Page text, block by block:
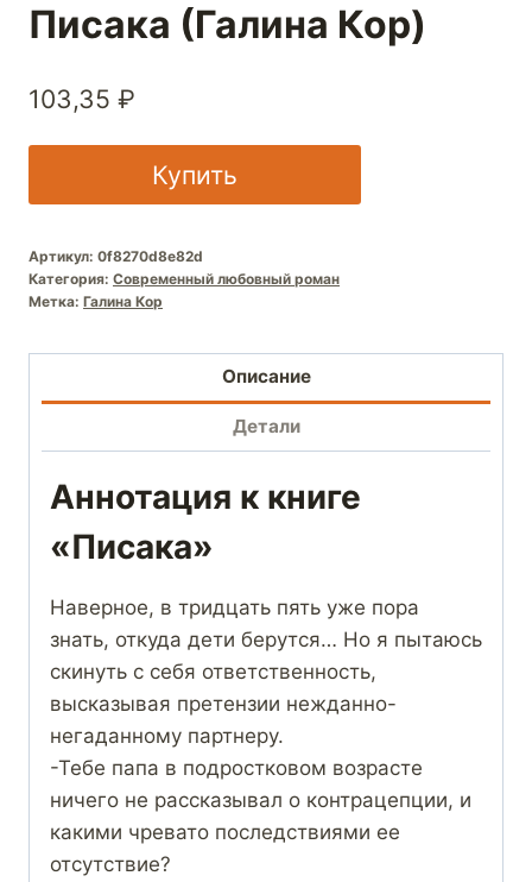
Писака (Галина Кор)
103,35 ₽
Купить
Артикул: 0f8270d8e82d
Категория: Современный любовный роман
Метка: Галина Кор
Описание
Детали
Аннотация к книге
«Писака»
Наверное, в тридцать пять уже пора
знать, откуда дети берутся… Но я пытаюсь
скинуть с себя ответственность,
высказывая претензии нежданно-
негаданному партнеру.
-Тебе папа в подростковом возрасте
ничего не рассказывал о контрацепции, и
какими чревато последствиями ее
отсутствие?